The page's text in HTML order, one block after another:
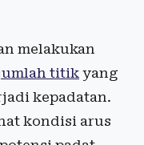
melakukan
titik yang
kepadatan.
kondisi arus